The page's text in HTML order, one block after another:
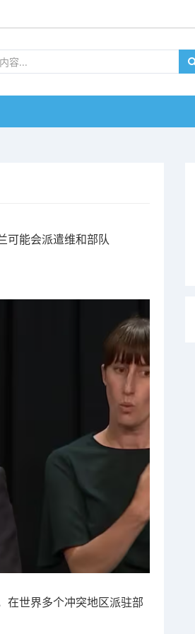
可能会派遣维和部队
在世界多个冲突地区派驻部